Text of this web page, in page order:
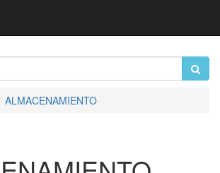
ALMACENAMIENTO